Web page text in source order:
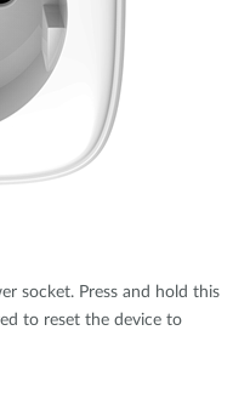
socket. Press and hold this
to reset the device to